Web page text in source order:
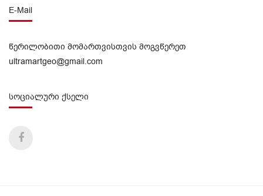
E-Mail
წერილობითი მომართვისთვის მოგვწერეთ
ultramartgeo@gmail.com
სოციალური ქსელი